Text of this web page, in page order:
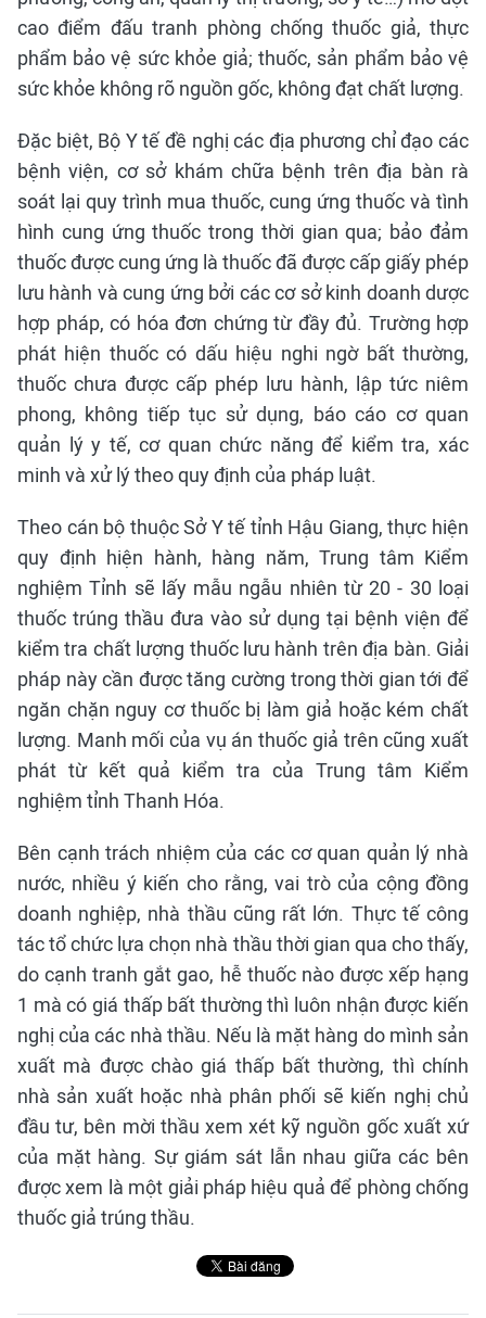
cao điểm đấu tranh phòng chống thuốc giả, thực
phẩm bảo vệ sức khỏe giả; thuốc, sản phẩm bảo vệ
sức khỏe không rõ nguồn gốc, không đạt chất lượng.
Đặc biệt, Bộ Y tế đề nghị các địa phương chỉ đạo các
bệnh viện, cơ sở khám chữa bệnh trên địa bàn rà
soát lại quy trình mua thuốc, cung ứng thuốc và tình
hình cung ứng thuốc trong thời gian qua; bảo đảm
thuốc được cung ứng là thuốc đã được cấp giấy phép
lưu hành và cung ứng bởi các cơ sở kinh doanh dược
hợp pháp, có hóa đơn chứng từ đầy đủ. Trường hợp
phát hiện thuốc có dấu hiệu nghi ngờ bất thường,
thuốc chưa được cấp phép lưu hành, lập tức niêm
phong, không tiếp tục sử dụng, báo cáo cơ quan
quản lý y tế, cơ quan chức năng để kiểm tra, xác
minh và xử lý theo quy định của pháp luật.
Theo cán bộ thuộc Sở Y tế tỉnh Hậu Giang, thực hiện
quy định hiện hành, hàng năm, Trung tâm Kiểm
nghiệm Tỉnh sẽ lấy mẫu ngẫu nhiên từ 20 - 30 loại
thuốc trúng thầu đưa vào sử dụng tại bệnh viện để
kiểm tra chất lượng thuốc lưu hành trên địa bàn. Giải
pháp này cần được tăng cường trong thời gian tới để
ngăn chặn nguy cơ thuốc bị làm giả hoặc kém chất
lượng. Manh mối của vụ án thuốc giả trên cũng xuất
phát từ kết quả kiểm tra của Trung tâm Kiểm
nghiệm tỉnh Thanh Hóa.
Bên cạnh trách nhiệm của các cơ quan quản lý nhà
nước, nhiều ý kiến cho rằng, vai trò của cộng đồng
doanh nghiệp, nhà thầu cũng rất lớn. Thực tế công
tác tổ chức lựa chọn nhà thầu thời gian qua cho thấy,
do cạnh tranh gắt gao, hễ thuốc nào được xếp hạng
1 mà có giá thấp bất thường thì luôn nhận được kiến
nghị của các nhà thầu. Nếu là mặt hàng do mình sản
xuất mà được chào giá thấp bất thường, thì chính
nhà sản xuất hoặc nhà phân phối sẽ kiến nghị chủ
đầu tư, bên mời thầu xem xét kỹ nguồn gốc xuất xứ
của mặt hàng. Sự giám sát lẫn nhau giữa các bên
được xem là một giải pháp hiệu quả để phòng chống
thuốc giả trúng thầu.